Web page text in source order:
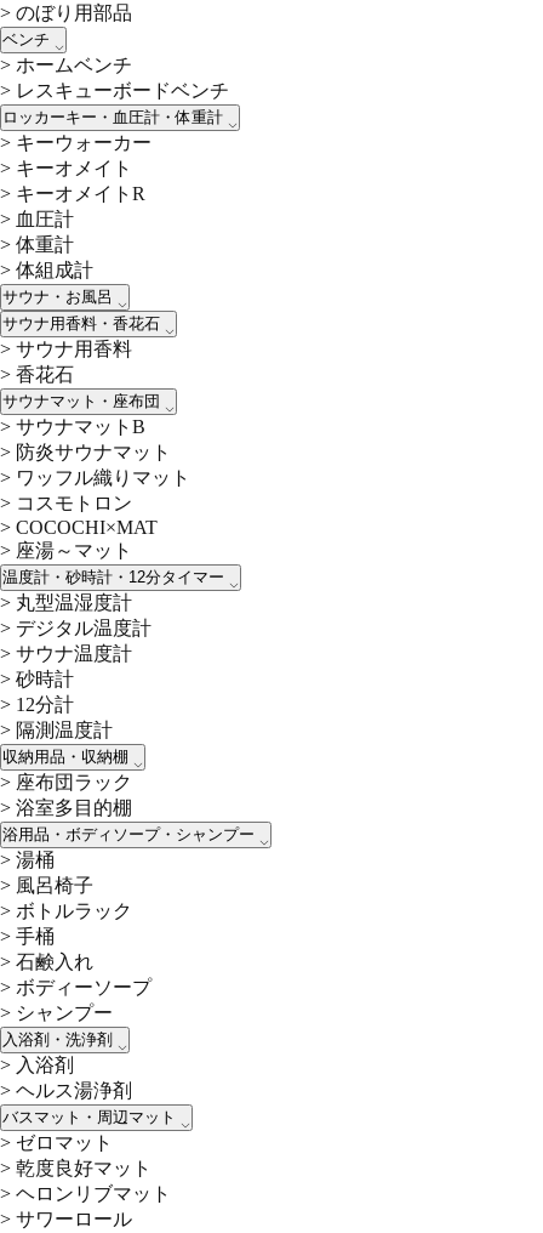
> のぼり用部品
ベンチ
> ホームベンチ
> レスキューボードベンチ
ロッカーキー・血圧計・体重計
> キーウォーカー
> キーオメイト
> キーオメイトR
> 血圧計
> 体重計
> 体組成計
サウナ・お風呂
サウナ用香料・香花石
> サウナ用香料
> 香花石
サウナマット・座布団
> サウナマットB
> 防炎サウナマット
> ワッフル織りマット
> コスモトロン
> COCOCHI×MAT
> 座湯～マット
温度計・砂時計・12分タイマー
> 丸型温湿度計
> デジタル温度計
> サウナ温度計
> 砂時計
> 12分計
> 隔測温度計
収納用品・収納棚
> 座布団ラック
> 浴室多目的棚
浴用品・ボディソープ・シャンプー
> 湯桶
> 風呂椅子
> ボトルラック
> 手桶
> 石鹸入れ
> ボディーソープ
> シャンプー
入浴剤・洗浄剤
> 入浴剤
> ヘルス湯浄剤
バスマット・周辺マット
> ゼロマット
> 乾度良好マット
> ヘロンリブマット
> サワーロール